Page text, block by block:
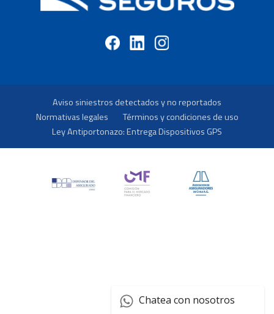
Chatea con nosotros
Aviso siniestros detectados y no reportados
Normativas legales
Términos y condiciones de uso
Ley Antiportonazo: Entrega Dispositivos GPS